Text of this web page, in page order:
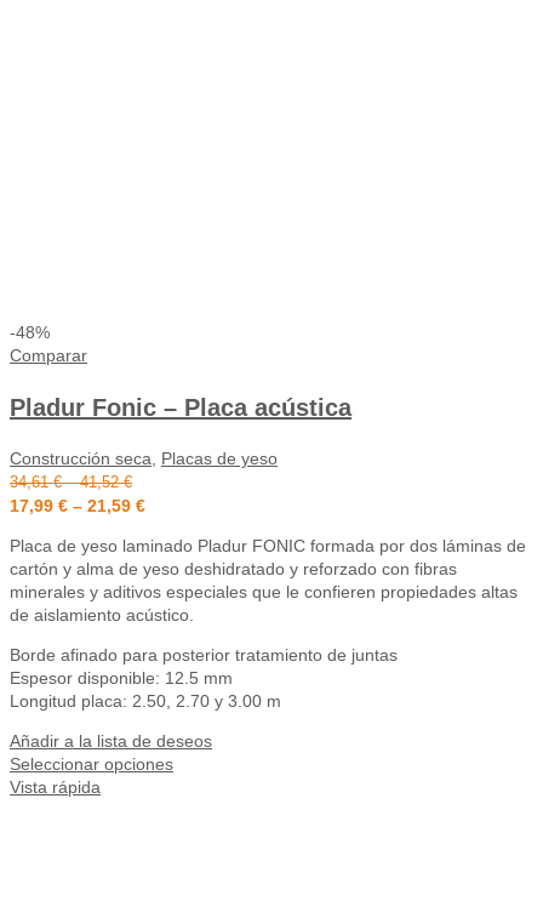
-48%
Comparar
Pladur Fonic – Placa acústica
Construcción seca Placas de yeso
34,61€–41,52€
17,99 € – 21,59 €
Placa de yeso laminado Pladur FONIC formada por dos láminas de
cartón y alma de yeso deshidratado y reforzado con fibras
minerales y aditivos especiales que le confieren propiedades altas
de aislamiento acústico.
Borde afinado para posterior tratamiento de juntas
Espesor disponible: 12.5 mm
Longitud placa: 2.50, 2.70 y 3.00 m
Añadir a la lista de deseos
Seleccionar opciones
Vista rápida